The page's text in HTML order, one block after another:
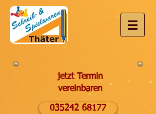
jetzt Termin
vereinbaren
035242 68177